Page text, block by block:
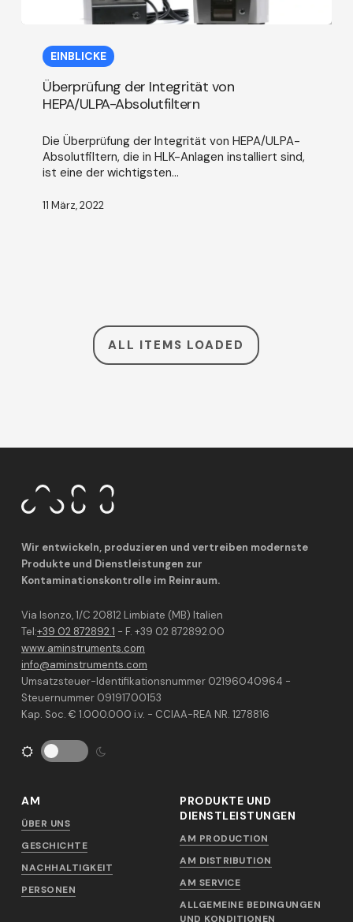
Integrität
HEPA/ULPA-
Absolutfiltern
EINBLICKE
Überprüfung der Integrität von
HEPA/ULPA-Absolutfiltern
Die Überprüfung der Integrität von HEPA/ULPA-
Absolutfiltern, die in HLK-Anlagen installiert sind,
ist eine der wichtigsten...
11 März, 2022
ALL ITEMS LOADED
Wir entwickeln, produzieren und vertreiben modernste
Produkte und Dienstleistungen zur
Kontaminationskontrolle im Reinraum.
Via Isonzo, 1/C 20812 Limbiate (MB) Italien
Tel:+39 02 872892.1 - F. +39 02 872892.00
www.aminstruments.com
info@aminstruments.com
Umsatzsteuer-Identifikationsnummer 02196040964 -
Steuernummer 09191700153
Kap. Soc. € 1.000.000 i.v. - CCIAA-REA NR. 1278816
AM
ÜBER UNS
GESCHICHTE
NACHHALTIGKEIT
PERSONEN
PRODUKTE UND
DIENSTLEISTUNGEN
AM PRODUCTION
AM DISTRIBUTION
AM SERVICE
ALLGEMEINE BEDINGUNGEN
UND KONDITIONEN